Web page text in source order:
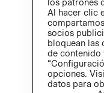
los patrones
Al hacer clic
socios
bloquean las
de contenido
opciones.
datos para